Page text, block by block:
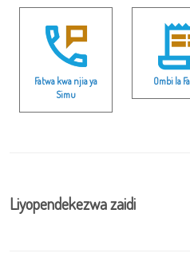
Fatwa kwa njia ya
Simu
Ombi la
Liyopendekezwa zaidi